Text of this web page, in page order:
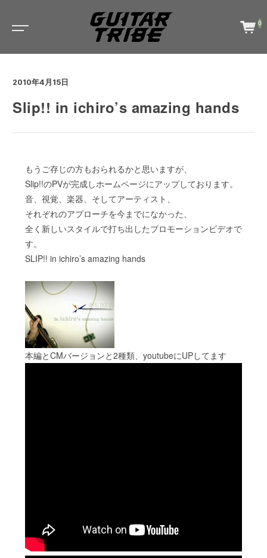
0
2010年4月15日
Slip!! in ichiro’s amazing hands
もうご存じの方もおられるかと思いますが、
Slip!!のPVが完成しホームページにアップしております。
音、視覚、楽器、そしてアーティスト、
それぞれのアプローチを今までになかった、
全く新しいスタイルで打ち出したプロモーションビデオで
す。
SLIP!! in ichiro’s amazing hands
本編とCMバージョンと2種類、youtubeにUPしてます